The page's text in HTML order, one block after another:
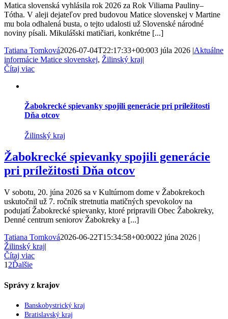
Matica slovenská vyhlásila rok 2026 za Rok Viliama Pauliny–
Tótha. V aleji dejateľov pred budovou Matice slovenskej v Martine
mu bola odhalená busta, o tejto udalosti už Slovenské národné
noviny písali. Mikulášski matičiari, konkrétne [...]
Tatiana Tomková2026-07-04T22:17:33+00:003 júla 2026 |Aktuálne
informácie Matice slovenskej, Žilinský kraj|
Čítaj viac
Žabokrecké spievanky spojili generácie pri príležitosti
Dňa otcov
Žilinský kraj
Žabokrecké spievanky spojili generácie
pri príležitosti Dňa otcov
V sobotu, 20. júna 2026 sa v Kultúrnom dome v Žabokrekoch
uskutočnil už 7. ročník stretnutia matičných spevokolov na
podujatí Žabokrecké spievanky, ktoré pripravili Obec Žabokreky,
Denné centrum seniorov Žabokreky a [...]
Tatiana Tomková2026-06-22T15:34:58+00:0022 júna 2026 |
Žilinský kraj|
Čítaj viac
1 2Ďalšie
Správy z krajov
Banskobystrický kraj
Bratislavský kraj